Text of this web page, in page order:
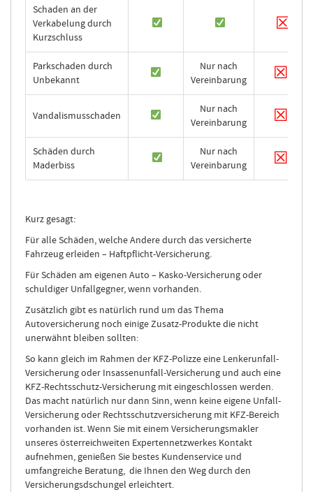
Schaden an der
Verkabelung durch
Kurzschluss
☒
Parkschaden durch
Unbekannt
Nur nach
Vereinbarung
☒
Vandalismusschaden
Nur nach
Vereinbarung
☒
Schäden durch
Maderbiss
Nur nach
Vereinbarung
☒
Kurz gesagt:
Für alle Schäden, welche Andere durch das versicherte
Fahrzeug erleiden – Haftpflicht-Versicherung.
Für Schäden am eigenen Auto – Kasko-Versicherung oder
schuldiger Unfallgegner, wenn vorhanden.
Zusätzlich gibt es natürlich rund um das Thema
Autoversicherung noch einige Zusatz-Produkte die nicht
unerwähnt bleiben sollten:
So kann gleich im Rahmen der KFZ-Polizze eine Lenkerunfall-
Versicherung oder Insassenunfall-Versicherung und auch eine
KFZ-Rechtsschutz-Versicherung mit eingeschlossen werden.
Das macht natürlich nur dann Sinn, wenn keine eigene Unfall-
Versicherung oder Rechtsschutzversicherung mit KFZ-Bereich
vorhanden ist. Wenn Sie mit einem Versicherungsmakler
unseres österreichweiten Expertennetzwerkes Kontakt
aufnehmen, genießen Sie bestes Kundenservice und
umfangreiche Beratung, die Ihnen den Weg durch den
Versicherungsdschungel erleichtert.